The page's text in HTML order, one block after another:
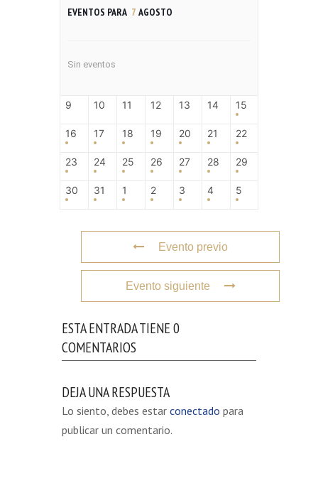
EVENTOS PARA 7 AGOSTO
Sin eventos
9 10 11 12 13 14 15
16 17 18 19 20 21 22
23 24 25 26 27 28 29
30 31 1 2 3 4 5
Evento previo
Evento siguiente
ESTA ENTRADA TIENE 0
COMENTARIOS
DEJA UNA RESPUESTA
Lo siento, debes estar conectado para
publicar un comentario.